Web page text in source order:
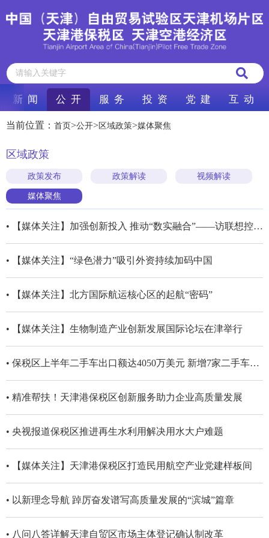
新 闻 公 开 服 务 投 资 党 建 互 动
当前位置： 首页>公开> 区域政策>媒体聚焦
区域政策
政策发布 政策解读 视频解读
媒体聚焦
• 【媒体关注】加强创新投入 推动“数实融合”——访联想控股股份有限公司党委书记、董事长宁旻
• 【媒体关注】“绿色潜力”吸引外资持续加码中国
• 【媒体关注】北方国际航运核心区的起航“密码”
• 【媒体关注】生物制造产业创新发展国际论坛在津举行
• 保税区上半年二手车出口额达4050万美元 新增7家二手车出口试点企业
• 精准帮扶！天津港保税区创新服务助力企业高质量发展
• 央视报道保税区推进再生水利用解决用水大户难题
• 【媒体关注】天津港保税区打造民用航空产业党建样板间
• 以新理念导航 踔厉奋发谱写高质量发展的“滨城”篇章
• 八问八答详解天津自贸区市场主体登记确认制改革